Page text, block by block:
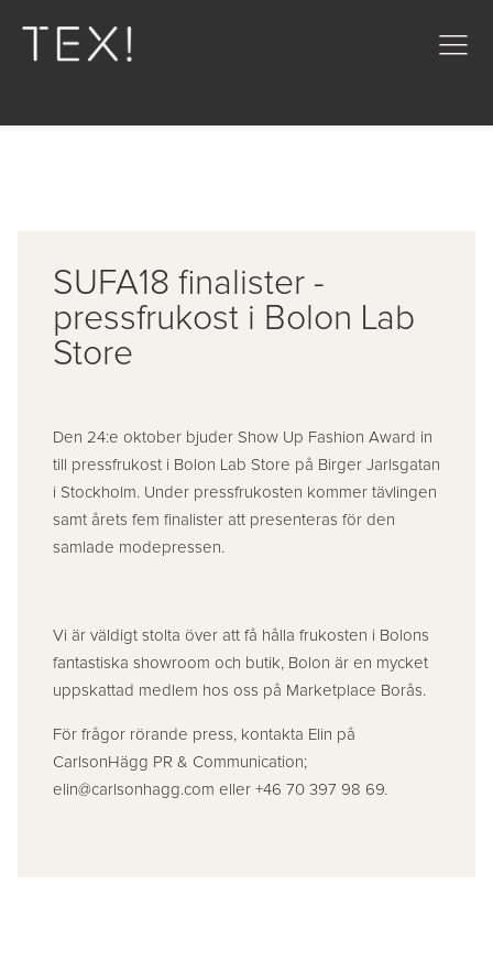
SUFA18 finalister -
pressfrukost i Bolon Lab
Store
Den 24:e oktober bjuder Show Up Fashion Award in
till pressfrukost i Bolon Lab Store på Birger Jarlsgatan
i Stockholm. Under pressfrukosten kommer tävlingen
samt årets fem finalister att presenteras för den
samlade modepressen.
Vi är väldigt stolta över att få hålla frukosten i Bolons
fantastiska showroom och butik, Bolon är en mycket
uppskattad medlem hos oss på Marketplace Borås.
För frågor rörande press, kontakta Elin på
CarlsonHägg PR & Communication;
elin@carlsonhagg.com eller +46 70 397 98 69.